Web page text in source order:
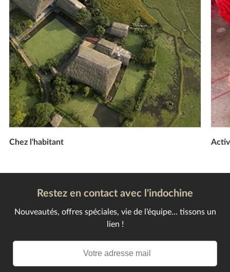
Chez l'habitant
Restez en contact avec l'indochine
Nouveautés, offres spéciales, vie de l’équipe... tissons un
lien !